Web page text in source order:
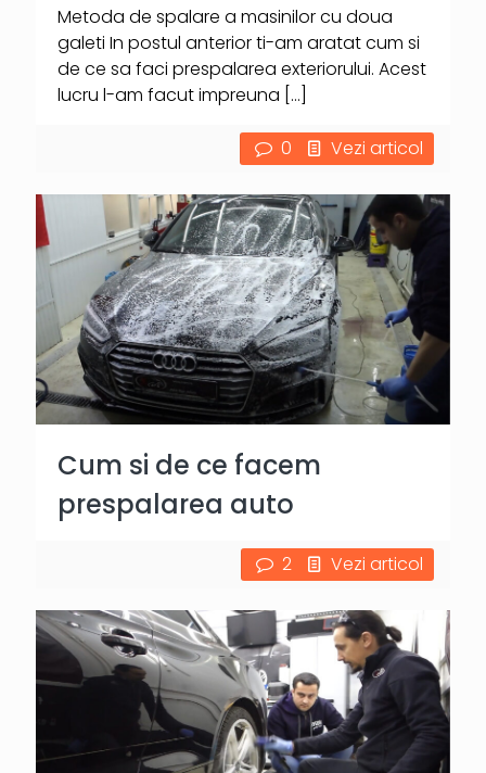
Metoda de spalare a masinilor cu doua
galeti In postul anterior ti-am aratat cum si
de ce sa faci prespalarea exteriorului. Acest
lucru l-am facut impreuna […]
0 Vezi articol
Cum si de ce facem
prespalarea auto
2 Vezi articol